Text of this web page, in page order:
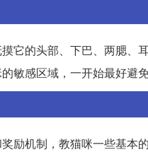
它的头部、下巴、两腮、
敏感区域，一开始最好避免
机制，教猫咪一些基本的